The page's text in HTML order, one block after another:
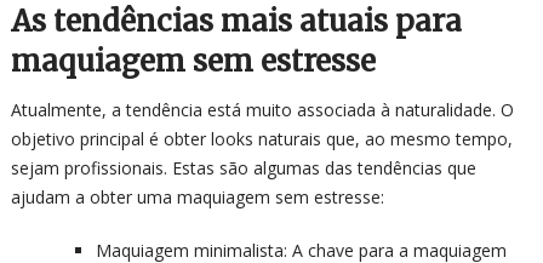
As tendências mais atuais para
maquiagem sem estresse
Atualmente, a tendência está muito associada à naturalidade. O
objetivo principal é obter looks naturais que, ao mesmo tempo,
sejam profissionais. Estas são algumas das tendências que
ajudam a obter uma maquiagem sem estresse:
Maquiagem minimalista: A chave para a maquiagem